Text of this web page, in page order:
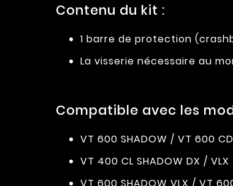
Contenu du kit :
1 barre de protection
La visserie nécessaire au
Compatible avec les
VT 600 SHADOW / VT 600
VT 400 CL SHADOW DX / VLX